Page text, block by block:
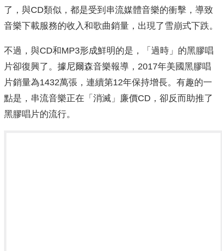
了，與CD類似，都是受到串流媒體音樂的衝擊，導致
音樂下載服務的收入和歌曲銷量，出現了雪崩式下跌。
不過，與CD和MP3形成鮮明的是，「過時」的黑膠唱
片卻復興了。據尼爾森音樂報導，2017年美國黑膠唱
片銷量為1432萬張，連續第12年保持增長。有趣的一
點是，串流音樂正在「消滅」廉價CD，卻反而助推了
黑膠唱片的流行。